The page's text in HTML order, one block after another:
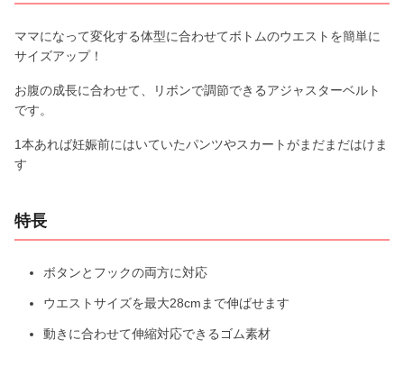
ママになって変化する体型に合わせてボトムのウエストを簡単に
サイズアップ！
お腹の成長に合わせて、リボンで調節できるアジャスターベルト
です。
1本あれば妊娠前にはいていたパンツやスカートがまだまだはけま
す
特長
ボタンとフックの両方に対応
ウエストサイズを最大28cmまで伸ばせます
動きに合わせて伸縮対応できるゴム素材